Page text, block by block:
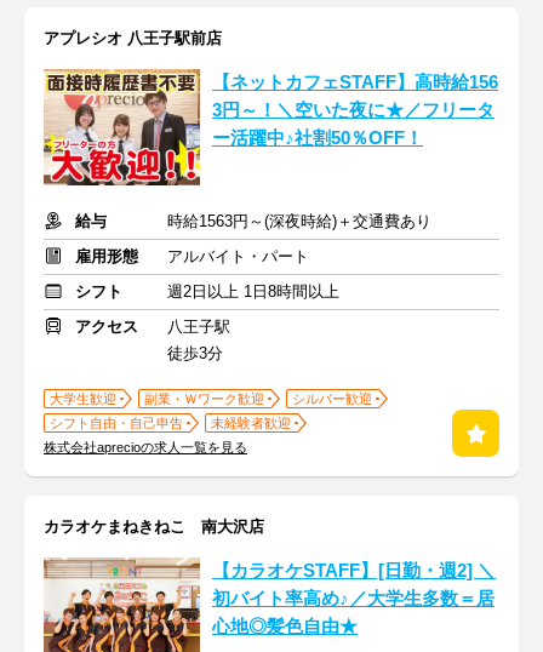
アプレシオ 八王子駅前店
【ネットカフェSTAFF】高時給156
3円～！＼空いた夜に★／フリータ
ー活躍中♪社割50％OFF！
給与
時給1563円～(深夜時給)＋交通費あり
雇用形態
アルバイト・パート
シフト
週2日以上 1日8時間以上
アクセス
八王子駅
徒歩3分
大学生歓迎 副業・Ｗワーク歓迎
シルバー歓迎
シフト自由・自己申告
未経験者歓迎
株式会社aprecioの求人一覧を見る
カラオケまねきねこ 南大沢店
【カラオケSTAFF】[日勤・週2] ＼
初バイト率高め♪／大学生多数＝居
心地◎髪色自由★